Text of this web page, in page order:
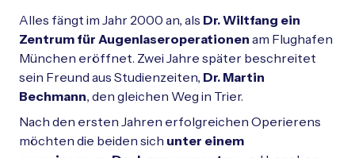
Alles fängt im Jahr 2000 an, als Dr. Wiltfang ein
Zentrum für Augenlaseroperationen am Flughafen
München eröffnet. Zwei Jahre später beschreitet
sein Freund aus Studienzeiten, Dr. Martin
Bechmann, den gleichen Weg in Trier.
Nach den ersten Jahren erfolgreichen Operierens
möchten die beiden sich unter einem